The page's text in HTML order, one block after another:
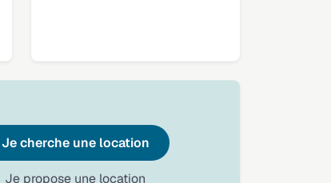
Je cherche une location
Je propose une location